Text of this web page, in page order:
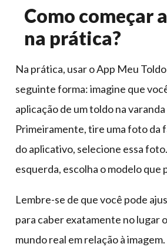
Como começar
na prática?
Na prática, usar o App Meu
seguinte forma: imagine que
aplicação de um toldo na varanda
Primeiramente, tire uma foto da
do aplicativo, selecione essa
esquerda, escolha o modelo que
Lembre-se de que você pode
para caber exatamente no lugar
mundo real em relação à